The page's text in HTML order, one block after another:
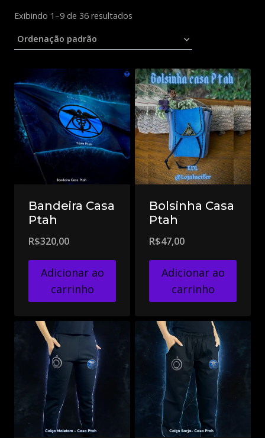
Exibindo 1–9 de 36 resultados
Bandeira Casa
Ptah
R$320,00
Adicionar ao
carrinho
Bolsinha Casa
Ptah
R$47,00
Adicionar ao
carrinho